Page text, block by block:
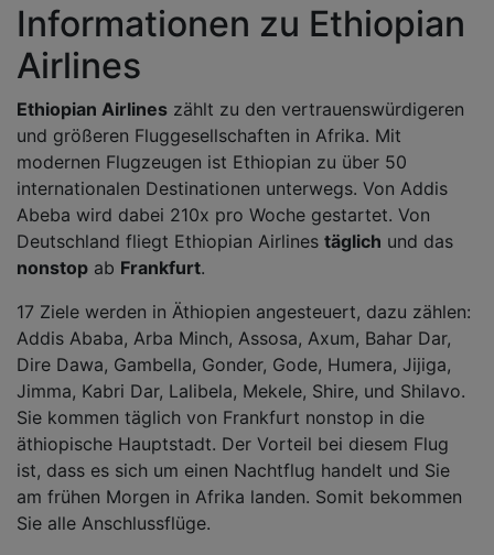
Informationen zu Ethiopian
Airlines
Ethiopian Airlines zählt zu den vertrauenswürdigeren
und größeren Fluggesellschaften in Afrika. Mit
modernen Flugzeugen ist Ethiopian zu über 50
internationalen Destinationen unterwegs. Von Addis
Abeba wird dabei 210x pro Woche gestartet. Von
Deutschland fliegt Ethiopian Airlines täglich und das
nonstop ab Frankfurt.
17 Ziele werden in Äthiopien angesteuert, dazu zählen:
Addis Ababa, Arba Minch, Assosa, Axum, Bahar Dar,
Dire Dawa, Gambella, Gonder, Gode, Humera, Jijiga,
Jimma, Kabri Dar, Lalibela, Mekele, Shire, und Shilavo.
Sie kommen täglich von Frankfurt nonstop in die
äthiopische Hauptstadt. Der Vorteil bei diesem Flug
ist, dass es sich um einen Nachtflug handelt und Sie
am frühen Morgen in Afrika landen. Somit bekommen
Sie alle Anschlussflüge.